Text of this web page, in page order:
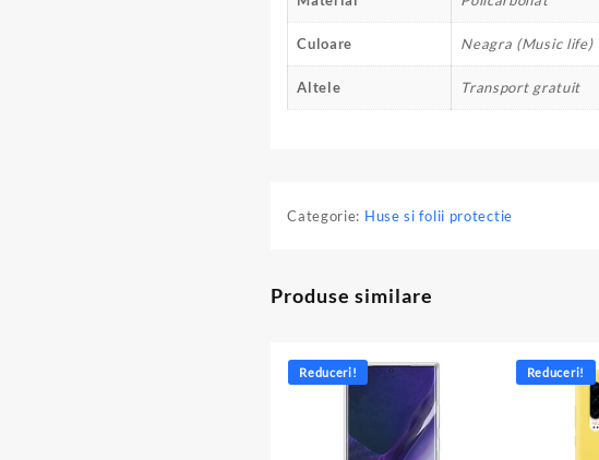
Culoare Neagra (Music life)
Altele Transport gratuit
Categorie: Huse si folii protectie
Produse similare
Reduceri! Reduceri!